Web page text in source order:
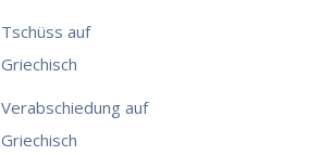
Tschüss auf
Griechisch
Verabschiedung auf
Griechisch